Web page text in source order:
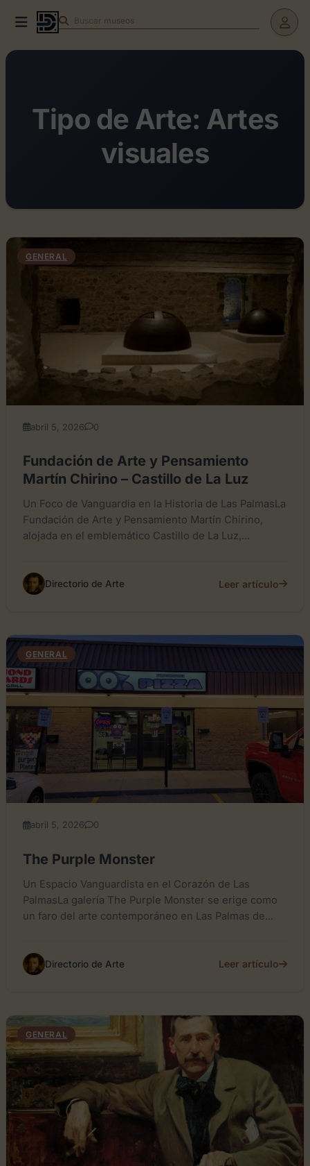
Buscar teatros
Tipo de Arte: Artes
visuales
GENERAL
abril 5, 2026 0
Fundación de Arte y Pensamiento
Martín Chirino – Castillo de La Luz
Un Foco de Vanguardia en la Historia de Las PalmasLa
Fundación de Arte y Pensamiento Martín Chirino,
alojada en el emblemático Castillo de La Luz,...
Directorio de Arte Leer artículo
GENERAL
abril 5, 2026 0
The Purple Monster
Un Espacio Vanguardista en el Corazón de Las
PalmasLa galería The Purple Monster se erige como
un faro del arte contemporáneo en Las Palmas de...
Directorio de Arte Leer artículo
GENERAL